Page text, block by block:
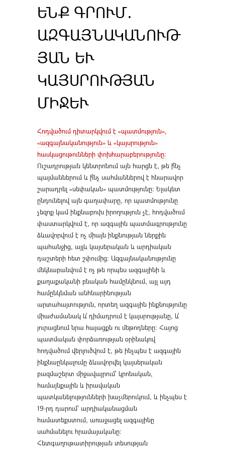
ԵՆՔ ԳՐՈՒՄ․
ԱԶԳԱՅՆԱԿԱՆՈՒԹ
ՅԱՆ ԵՒ Կ
ԱՅՍՐՈՒԹՅԱՆ Մ
ԻՋԵՒ
Հոդվածում դիտարկվում է «պատմություն»,
«ազգայնականություն» և «կայսրություն»
հասկացութունների փոխհարաբերությունը:
Ուշադրության կենտրոնում այն հարցն է, թե ի՞նչ
պայմաններում և ի՞նչ սահմաններով է հնարավոր
շարադրել «սեփական» պատմությունը։ Ելակետ
ընդունելով այն գաղափարը, որ պատմությունը
չեզոք կամ ինքնաբուխ իրողություն չէ, հոդվածում
փաստարկվում է, որ ազգային պատմագրությունը
ձևավորվում է ոչ միայն ինքնության ներքին
պահանջից, այլև կայսերական և արդիական
դաշտերի հետ շփումից։ Ազգայնականությունը
մեկնաբանվում է ոչ թե որպես ազգայինի և
քաղաքականի բնական համընկնում, այլ այդ
համընկնման անհնարինության
արտահայտություն, որտեղ ազգային ինքնությունը
միաժամանակ և՛ դիմադրում է կայսրությանը, և՛
յուրացնում նրա հայացքն ու մեթոդները։ Հայոց
պատմական փորձառության օրինակով
հոդվածում վերլուծվում է, թե ինչպես է ազգային
ինքնաընկալումը ձևավորվել կայսերական
բազմաշերտ միջավայրում՝ կրոնական,
համայնքային և իրավական
պատկանելությունների խաչմերուկում, և ինչպես է
19-րդ դարում՝ արդիականացման
համատեքստում, առաջացել ազգայինը
սահմանելու հրամայականը։
Հետգաղութատիրության տեսության